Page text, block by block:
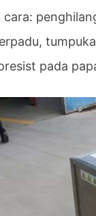
pada